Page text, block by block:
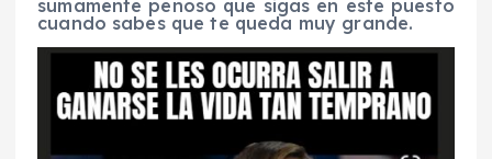
sumamente penoso que sigas en este puesto
cuando sabes que te queda muy grande.